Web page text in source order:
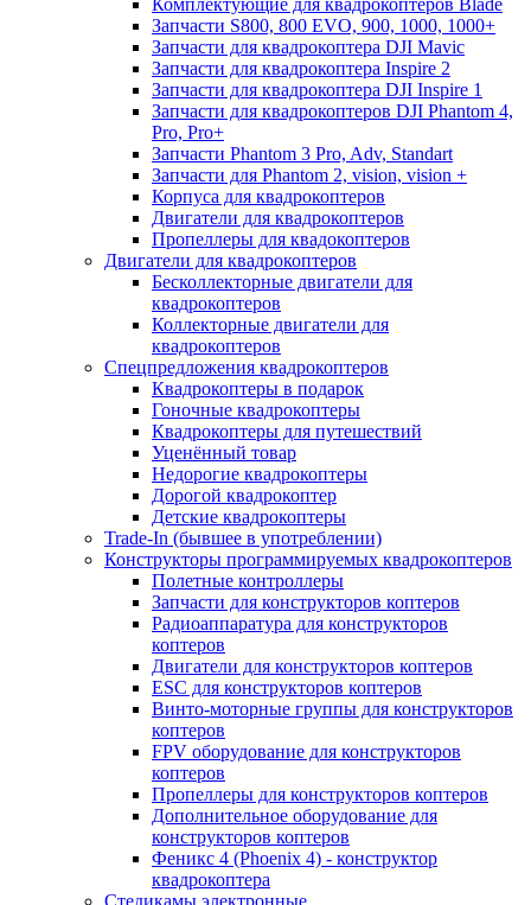
Комплектующие для квадрокоптеров Blade
Запчасти S800, 800 EVO, 900, 1000, 1000+
Запчасти для квадрокоптера DJI Mavic
Запчасти для квадрокоптера Inspire 2
Запчасти для квадрокоптера DJI Inspire 1
Запчасти для квадрокоптеров DJI Phantom 4,
Pro, Pro+
Запчасти Phantom 3 Pro, Adv, Standart
Запчасти для Phantom 2, vision, vision +
Корпуса для квадрокоптеров
Двигатели для квадрокоптеров
Пропеллеры для квадокоптеров
Двигатели для квадрокоптеров
Бесколлекторные двигатели для
квадрокоптеров
Коллекторные двигатели для
квадрокоптеров
Спецпредложения квадрокоптеров
Квадрокоптеры в подарок
Гоночные квадрокоптеры
Квадрокоптеры для путешествий
Уценённый товар
Недорогие квадрокоптеры
Дорогой квадрокоптер
Детские квадрокоптеры
Trade-In (бывшее в употреблении)
Конструкторы программируемых квадрокоптеров
Полетные контроллеры
Запчасти для конструкторов коптеров
Радиоаппаратура для конструкторов
коптеров
Двигатели для конструкторов коптеров
ESC для конструкторов коптеров
Винто-моторные группы для конструкторов
коптеров
FPV оборудование для конструкторов
коптеров
Пропеллеры для конструкторов коптеров
Дополнительное оборудование для
конструкторов коптеров
Феникс 4 (Phoenix 4) - конструктор
квадрокоптера
Cтедикамы электронные